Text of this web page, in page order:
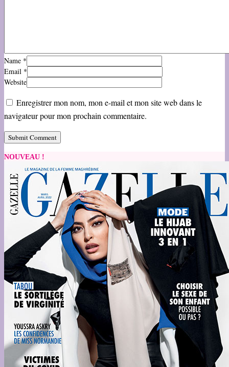
Name *
Email *
Website
Enregistrer mon nom, mon e-mail et mon site web dans le
navigateur pour mon prochain commentaire.
NOUVEAU !